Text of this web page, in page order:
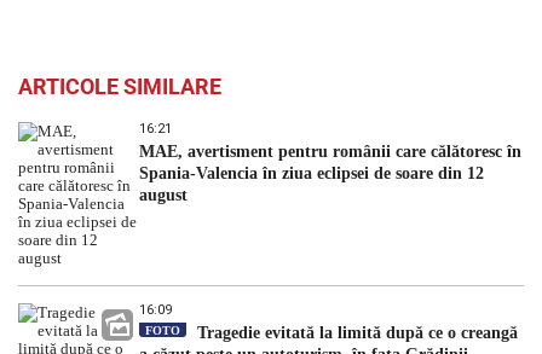
ARTICOLE SIMILARE
16:21
MAE, avertisment pentru românii care călătoresc în
Spania-Valencia în ziua eclipsei de soare din 12
august
16:09
FOTO
Tragedie evitată la limită după ce o creangă